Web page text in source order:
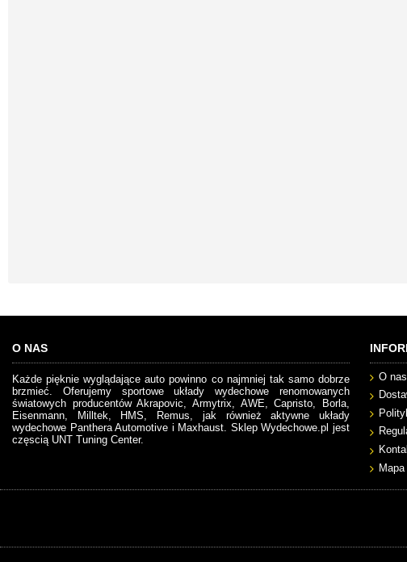
O NAS
Każde pięknie wyglądające auto powinno co najmniej tak samo dobrze
brzmieć. Oferujemy sportowe układy wydechowe renomowanych
światowych producentów Akrapovic, Armytrix, AWE, Capristo, Borla,
Eisenmann, Milltek, HMS, Remus, jak również aktywne układy
wydechowe Panthera Automotive i Maxhaust. Sklep Wydechowe.pl jest
częscią UNT Tuning Center.
O nas